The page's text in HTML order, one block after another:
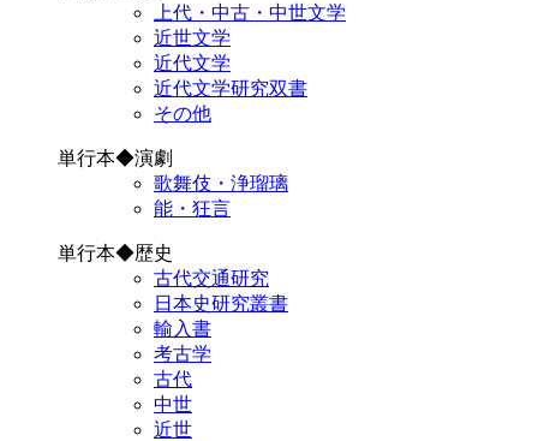
上代・中古・中世文学
近世文学
近代文学
近代文学研究双書
その他
単行本◆演劇
歌舞伎・浄瑠璃
能・狂言
単行本◆歴史
古代交通研究
日本史研究叢書
輸入書
考古学
古代
中世
近世